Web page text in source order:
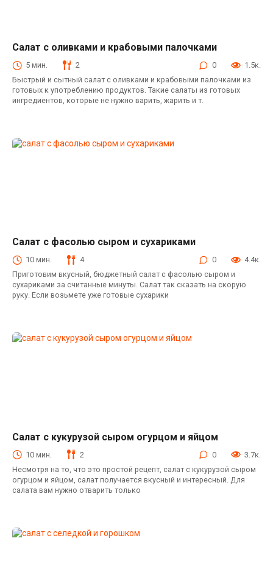
Салаты с крабовыми палочками
Салат с оливками и крабовыми палочками
5 мин. 2 0
1.5к.
Быстрый и сытный салат с оливками и крабовыми палочками из
готовых к употреблению продуктов. Такие салаты из готовых
ингредиентов, которые не нужно варить, жарить и т.
Салаты с фасолью
Салат с фасолью сыром и сухариками
10 мин. 4 0
4.4к.
Приготовим вкусный, бюджетный салат с фасолью сыром и
сухариками за считанные минуты. Салат так сказать на скорую
руку. Если возьмете уже готовые сухарики
Рецепты на Праздники
Салат с кукурузой сыром огурцом и яйцом
10 мин. 2 0
3.7к.
Несмотря на то, что это простой рецепт, салат с кукурузой сыром
огурцом и яйцом, салат получается вкусный и интересный. Для
салата вам нужно отварить только